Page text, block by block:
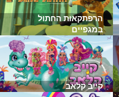
הרפתקאות החתול
במגפיים
קייב קלאב